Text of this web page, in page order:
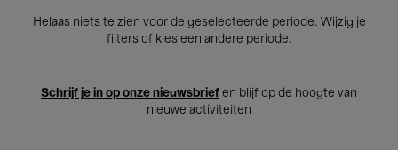
Helaas niets te zien voor de geselecteerde periode. Wijzig je
filters of kies een andere periode.
Schrijf je in op onze nieuwsbrief en blijf op de hoogte van
nieuwe activiteiten